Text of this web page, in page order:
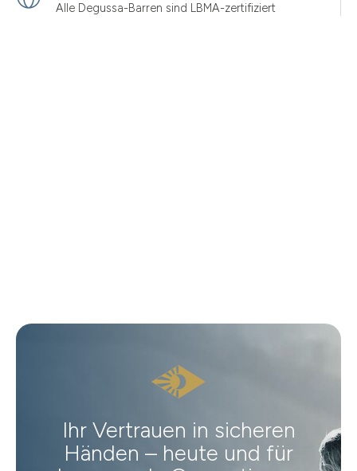
Alle Degussa-Barren sind LBMA-zertifiziert
Ihr Vertrauen in sicheren
Händen – heute und für